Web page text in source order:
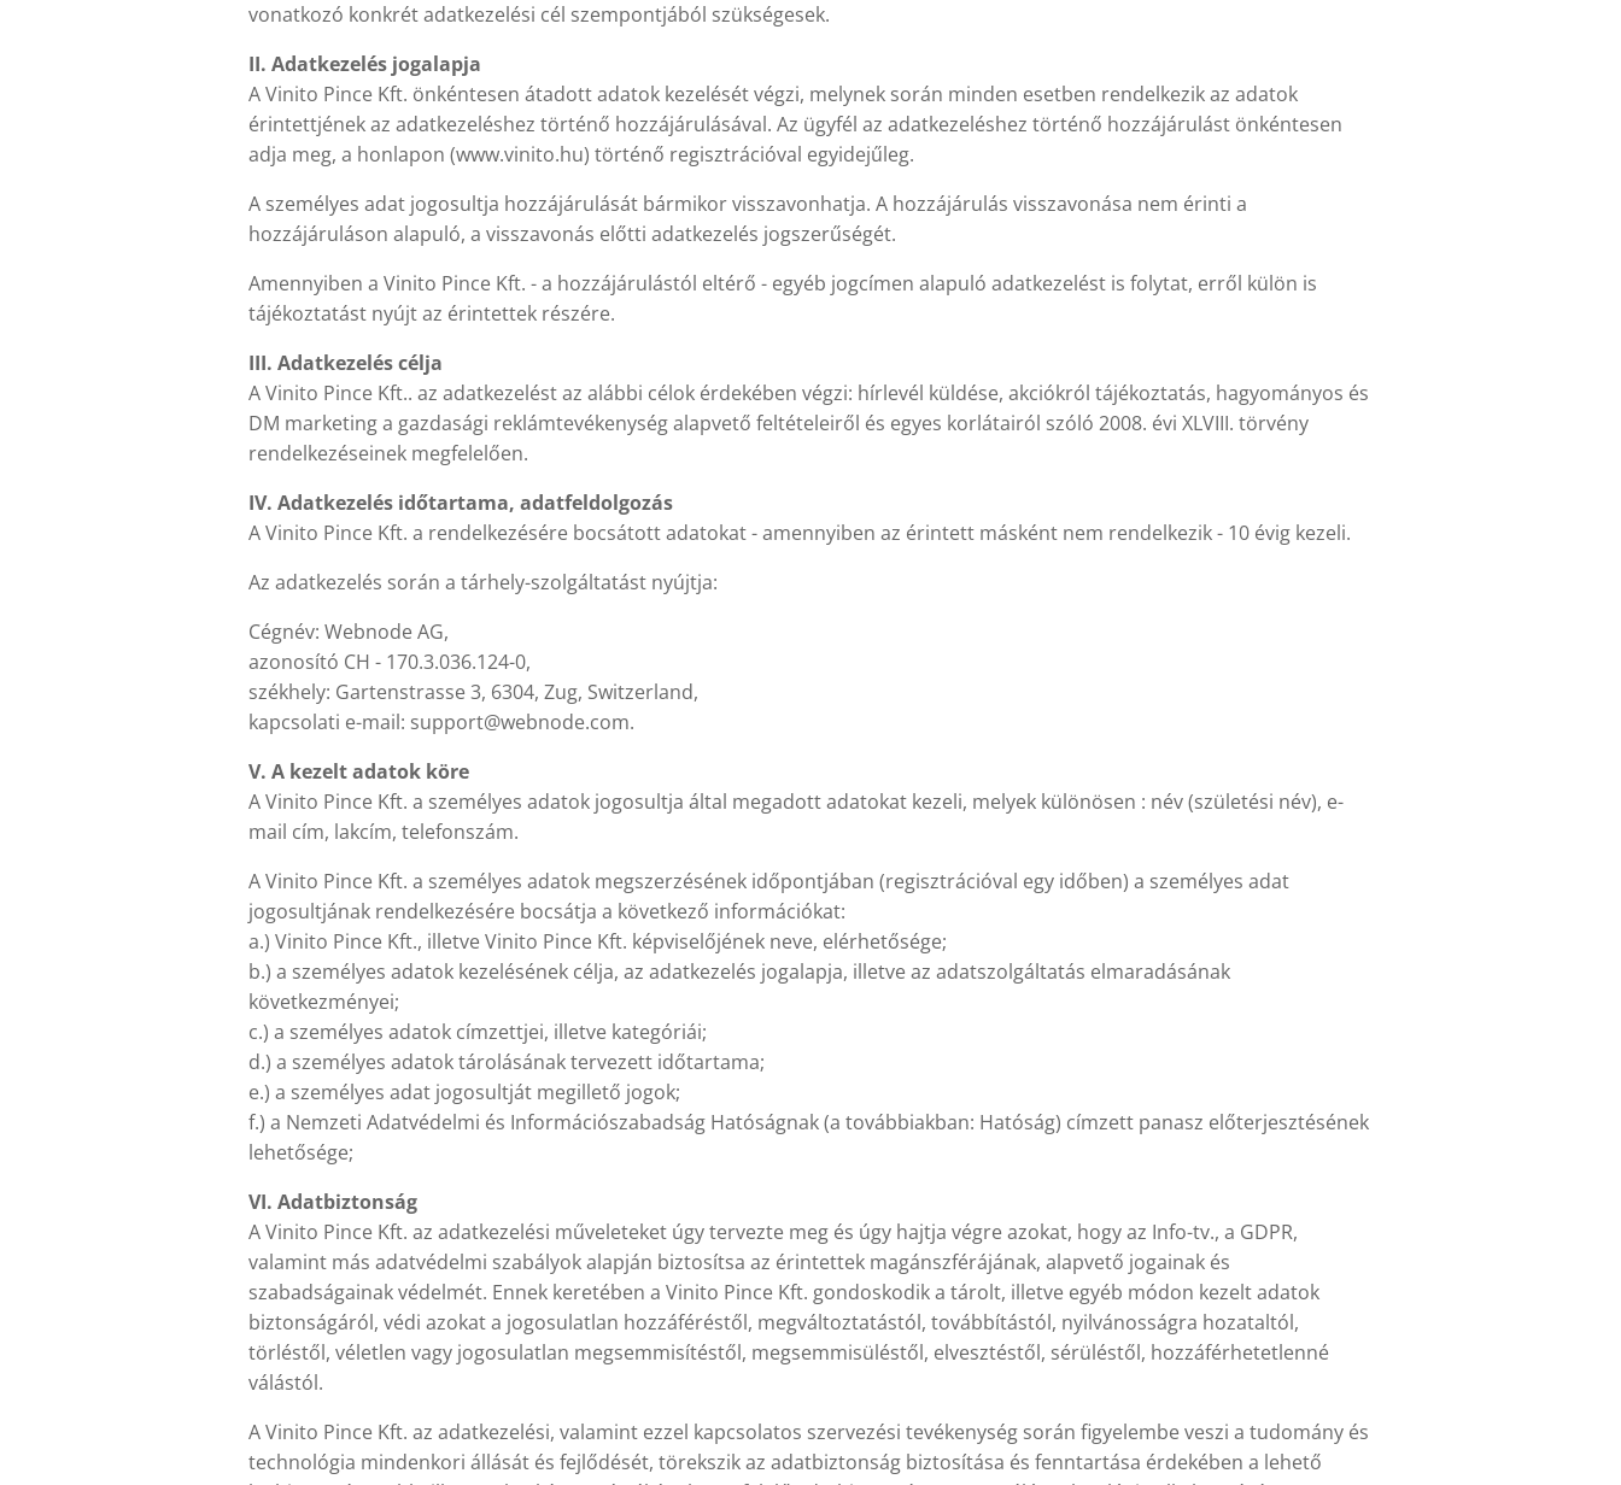
vonatkozó konkrét adatkezelési cél szempontjából szükségesek.
II. Adatkezelés jogalapja
A Vinito Pince Kft. önkéntesen átadott adatok kezelését végzi, melynek során minden esetben rendelkezik az adatok
érintettjének az adatkezeléshez történő hozzájárulásával. Az ügyfél az adatkezeléshez történő hozzájárulást önkéntesen
adja meg, a honlapon (www.vinito.hu) történő regisztrációval egyidejűleg.
A személyes adat jogosultja hozzájárulását bármikor visszavonhatja. A hozzájárulás visszavonása nem érinti a
hozzájáruláson alapuló, a visszavonás előtti adatkezelés jogszerűségét.
Amennyiben a Vinito Pince Kft. - a hozzájárulástól eltérő - egyéb jogcímen alapuló adatkezelést is folytat, erről külön is
tájékoztatást nyújt az érintettek részére.
III. Adatkezelés célja
A Vinito Pince Kft.. az adatkezelést az alábbi célok érdekében végzi: hírlevél küldése, akciókról tájékoztatás, hagyományos és
DM marketing a gazdasági reklámtevékenység alapvető feltételeiről és egyes korlátairól szóló 2008. évi XLVIII. törvény
rendelkezéseinek megfelelően.
IV. Adatkezelés időtartama, adatfeldolgozás
A Vinito Pince Kft. a rendelkezésére bocsátott adatokat - amennyiben az érintett másként nem rendelkezik - 10 évig kezeli.
Az adatkezelés során a tárhely-szolgáltatást nyújtja:
Cégnév: Webnode AG,
azonosító CH - 170.3.036.124-0,
székhely: Gartenstrasse 3, 6304, Zug, Switzerland,
kapcsolati e-mail: support@webnode.com.
V. A kezelt adatok köre
A Vinito Pince Kft. a személyes adatok jogosultja által megadott adatokat kezeli, melyek különösen : név (születési név), e-
mail cím, lakcím, telefonszám.
A Vinito Pince Kft. a személyes adatok megszerzésének időpontjában (regisztrációval egy időben) a személyes adat
jogosultjának rendelkezésére bocsátja a következő információkat:
a.) Vinito Pince Kft., illetve Vinito Pince Kft. képviselőjének neve, elérhetősége;
b.) a személyes adatok kezelésének célja, az adatkezelés jogalapja, illetve az adatszolgáltatás elmaradásának
következményei;
c.) a személyes adatok címzettjei, illetve kategóriái;
d.) a személyes adatok tárolásának tervezett időtartama;
e.) a személyes adat jogosultját megillető jogok;
f.) a Nemzeti Adatvédelmi és Információszabadság Hatóságnak (a továbbiakban: Hatóság) címzett panasz előterjesztésének
lehetősége;
VI. Adatbiztonság
A Vinito Pince Kft. az adatkezelési műveleteket úgy tervezte meg és úgy hajtja végre azokat, hogy az Info-tv., a GDPR,
valamint más adatvédelmi szabályok alapján biztosítsa az érintettek magánszférájának, alapvető jogainak és
szabadságainak védelmét. Ennek keretében a Vinito Pince Kft. gondoskodik a tárolt, illetve egyéb módon kezelt adatok
biztonságáról, védi azokat a jogosulatlan hozzáféréstől, megváltoztatástól, továbbítástól, nyilvánosságra hozataltól,
törléstől, véletlen vagy jogosulatlan megsemmisítéstől, megsemmisüléstől, elvesztéstől, sérüléstől, hozzáférhetetlenné
válástól.
A Vinito Pince Kft. az adatkezelési, valamint ezzel kapcsolatos szervezési tevékenység során figyelembe veszi a tudomány és
technológia mindenkori állását és fejlődését, törekszik az adatbiztonság biztosítása és fenntartása érdekében a lehető